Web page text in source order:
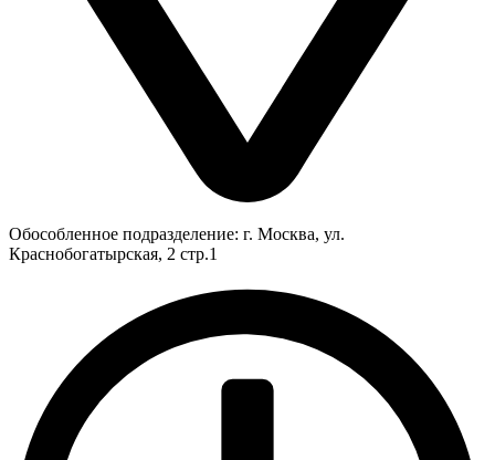
Обособленное подразделение: г. Москва, ул.
Краснобогатырская, 2 стр.1